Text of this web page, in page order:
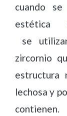
cuando
estética
se
zircornio
estructura
lechosa y
contienen.